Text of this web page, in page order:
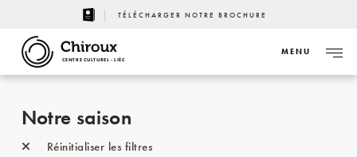
TÉLÉCHARGER NOTRE BROCHURE
CENTRE CULTUREL - LIÈGE
MENU
Notre saison
Réinitialiser les filtres